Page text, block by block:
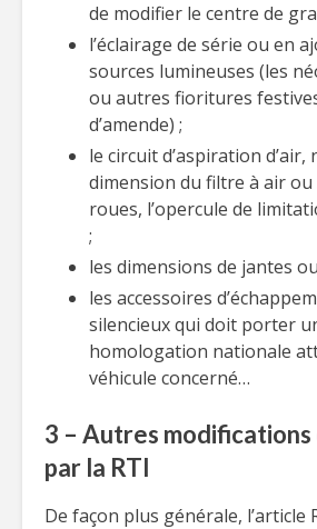
de modifier le centre de
l’éclairage de série ou en
sources lumineuses (les
ou autres fioritures
d’amende) ;
le circuit d’aspiration
dimension du filtre à air ou
roues, l’opercule de
;
les dimensions de jantes
les accessoires
silencieux qui doit porter
homologation nationale
véhicule concerné…
3 – Autres
par la RTI
De façon plus générale, l’article